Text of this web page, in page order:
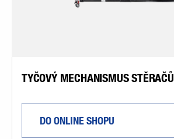
TYČOVÝ MECHANISMUS STĚRAČŮ
DO ONLINE SHOPU